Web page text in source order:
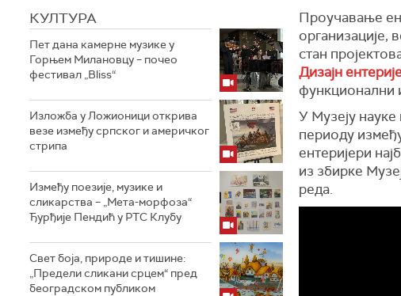
КУЛТУРА
Пет дана камерне музике у
Горњем Милановцу – почео
фестивал „Bliss“
Изложба у Ложионици открива
везе између српског и америчког
стрипа
Између поезије, музике и
сликарства – „Мета-морфоза“
Ђурђије Пендић у РТС Клубу
Свет боја, природе и тишине:
„Предели сликани срцем“ пред
београдском публиком
Проучавање
организације,
стан
Дизајн
функционални
У Музеју науке
периоду
ентеријери
из збирке
реда.